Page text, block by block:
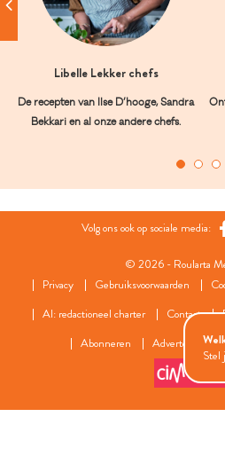
Libelle Lekker chefs
De recepten van Ilse D’hooge, Sandra
Bekkari en al onze andere chefs.
Volg ons ook op sociale media:
© 2026 - Roularta
Privacy
Gebruiksvoorwaarden
AI: redactioneel charter
Contact
Abonneren
Adverteren
Stel